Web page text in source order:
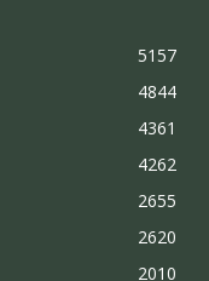
5157
4844
4361
4262
2655
2620
2010